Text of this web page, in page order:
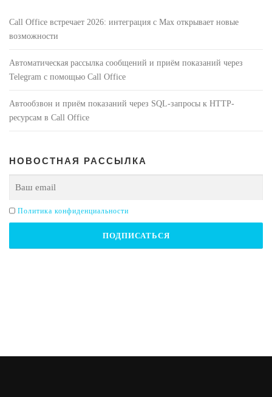
Call Office встречает 2026: интеграция с Max открывает новые
возможности
Автоматическая рассылка сообщений и приём показаний через
Telegram с помощью Call Office
Автообзвон и приём показаний через SQL-запросы к HTTP-
ресурсам в Call Office
НОВОСТНАЯ РАССЫЛКА
Политика конфиденциальности